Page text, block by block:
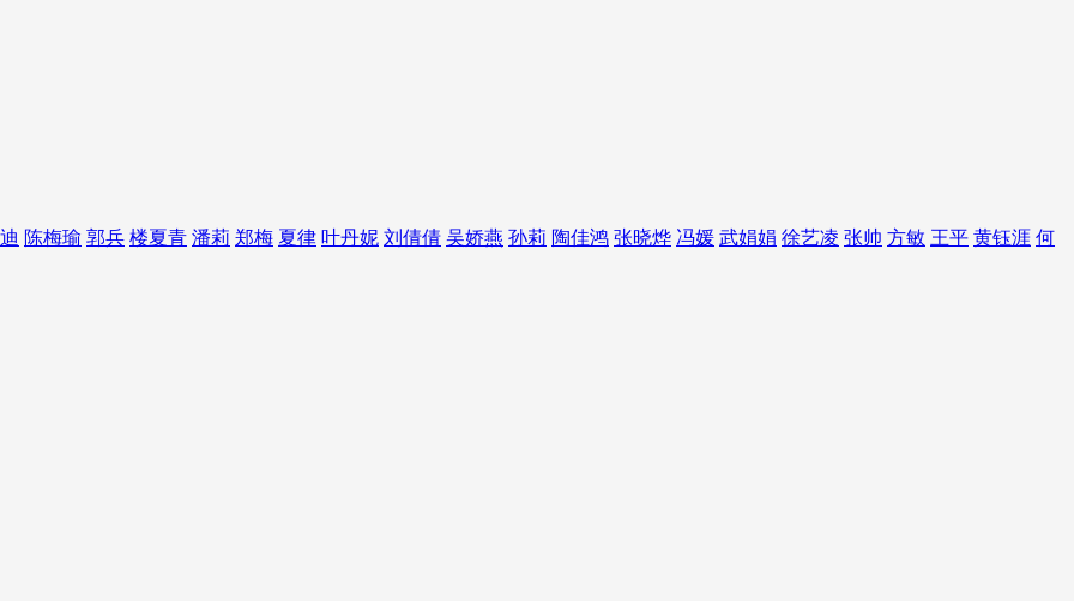
陈梅瑜 郭兵 楼夏青 潘莉 郑梅 夏律 叶丹妮 刘倩倩 吴娇燕 孙莉 陶佳鸿 张晓烨 冯媛 武娟娟 徐艺凌 张帅 方敏 王平 黄钰涯 何